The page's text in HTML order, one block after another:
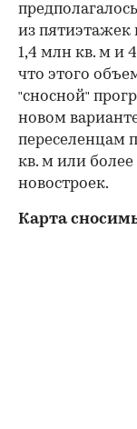
из
1,4 млн кв. м и
что этого
"сносной"
новом
переселенцам
кв. м или
новостроек.
Карта